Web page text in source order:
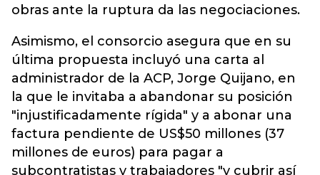
obras ante la ruptura da las negociaciones.
Asimismo, el consorcio asegura que en su
última propuesta incluyó una carta al
administrador de la ACP, Jorge Quijano, en
la que le invitaba a abandonar su posición
"injustificadamente rígida" y a abonar una
factura pendiente de US$50 millones (37
millones de euros) para pagar a
subcontratistas y trabajadores "y cubrir así